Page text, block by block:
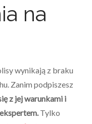
na
wynikają z braku
Zanim podpiszesz
z jej warunkami i
Tylko